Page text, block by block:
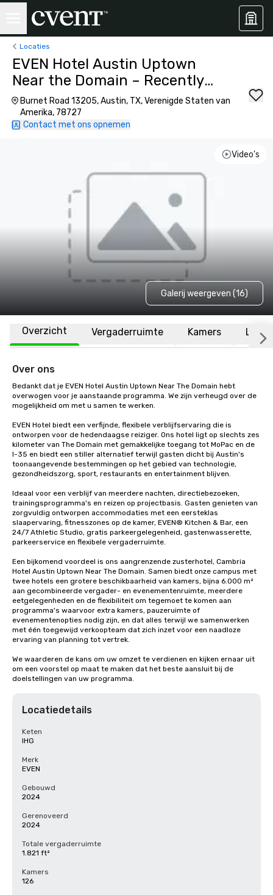
Locaties
EVEN Hotel Austin Uptown
Near the Domain – Recently
Opened
Burnet Road 13205, Austin, TX, Verenigde Staten van
Amerika, 78727
Contact met ons opnemen
Video's
Galerij weergeven (16)
Overzicht Vergaderruimte Kamers
Over ons
Bedankt dat je EVEN Hotel Austin Uptown Near The Domain hebt
overwogen voor je aanstaande programma. We zijn verheugd over de
mogelijkheid om met u samen te werken.
EVEN Hotel biedt een verfijnde, flexibele verblijfservaring die is
ontworpen voor de hedendaagse reiziger. Ons hotel ligt op slechts zes
kilometer van The Domain met gemakkelijke toegang tot MoPac en de
I-35 en biedt een stiller alternatief terwijl gasten dicht bij Austin's
toonaangevende bestemmingen op het gebied van technologie,
gezondheidszorg, sport, restaurants en entertainment blijven.
Ideaal voor een verblijf van meerdere nachten, directiebezoeken,
trainingsprogramma's en reizen op projectbasis. Gasten genieten van
zorgvuldig ontworpen accommodaties met een eersteklas
slaapervaring, fitnesszones op de kamer, EVEN® Kitchen & Bar, een
24/7 Athletic Studio, gratis parkeergelegenheid, gastenwasserette,
parkeerservice en flexibele vergaderruimte.
Een bijkomend voordeel is ons aangrenzende zusterhotel, Cambria
Hotel Austin Uptown Near The Domain. Samen biedt onze campus met
twee hotels een grotere beschikbaarheid van kamers, bijna 6.000 m²
aan gecombineerde vergader- en evenementenruimte, meerdere
eetgelegenheden en de flexibiliteit om tegemoet te komen aan
programma's waarvoor extra kamers, pauzeruimte of
evenementenopties nodig zijn, en dat alles terwijl we samenwerken
met één toegewijd verkoopteam dat zich inzet voor een naadloze
ervaring van planning tot vertrek.
We waarderen de kans om uw omzet te verdienen en kijken ernaar uit
om een voorstel op maat te maken dat het beste aansluit bij de
doelstellingen van uw programma.
Locatiedetails
Keten
IHG
Merk
EVEN
Gebouwd
2024
Gerenoveerd
2024
Totale vergaderruimte
1.821 ft²
Kamers
126